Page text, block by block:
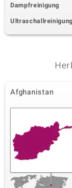
Dampfreinigung
Ultraschallreinigung
Afghanistan